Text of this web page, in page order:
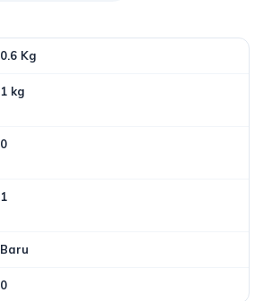
0.6 Kg
1 kg
0
1
Baru
0